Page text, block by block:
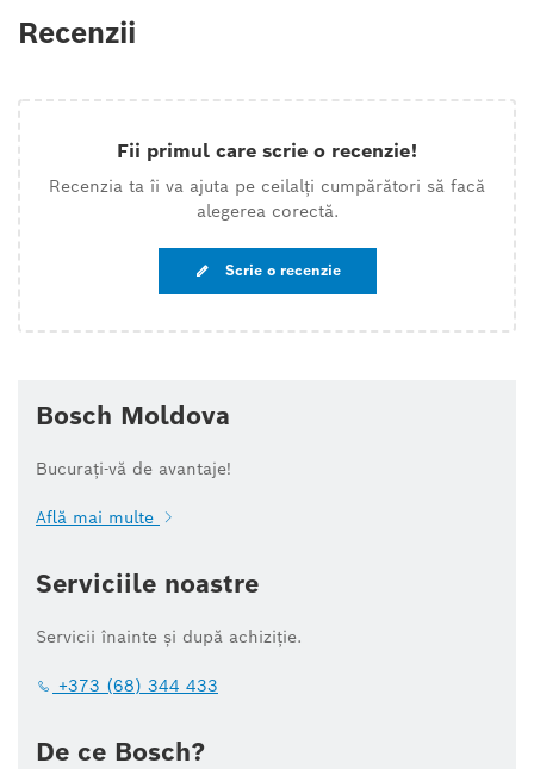
Recenzii
Fii primul care scrie o recenzie!
Recenzia ta îi va ajuta pe ceilalți cumpărători să facă
alegerea corectă.
Scrie o recenzie
Bosch Moldova
Bucurați-vă de avantaje!
Află mai multe
Serviciile noastre
Servicii înainte și după achiziție.
+373 (68) 344 433
De ce Bosch?